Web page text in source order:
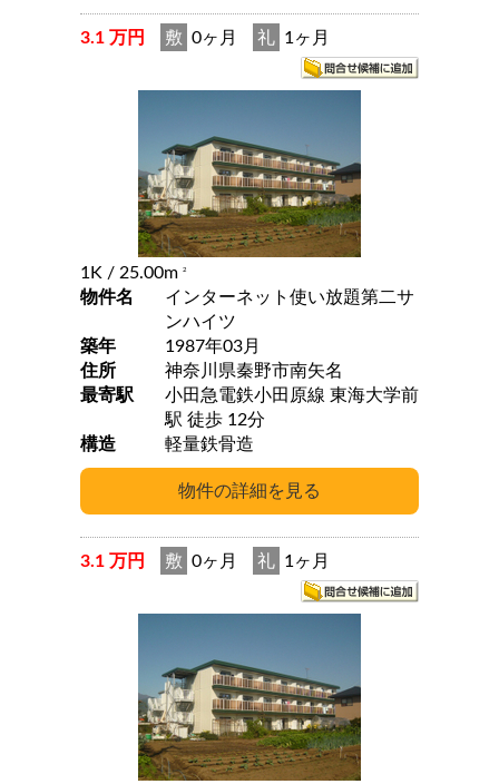
3.1 万円 敷 0ヶ月 礼 1ヶ月
1K / 25.00m 2
物件名
インターネット使い放題第二サ
ンハイツ
築年
1987年03月
住所
神奈川県秦野市南矢名
最寄駅
小田急電鉄小田原線 東海大学前
駅 徒歩 12分
構造
軽量鉄骨造
3.1 万円 敷 0ヶ月 礼 1ヶ月